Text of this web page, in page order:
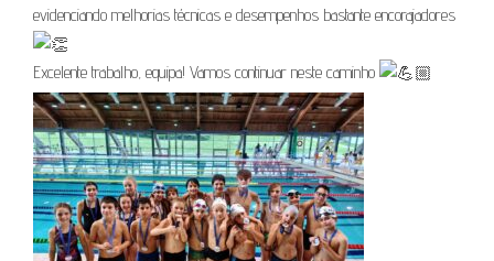
evidenciando melhorias técnicas e desempenhos bastante encorajadores
Excelente trabalho, equipa! Vamos continuar neste caminho